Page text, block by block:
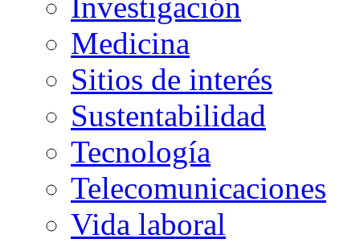
Investigación
Medicina
Sitios de interés
Sustentabilidad
Tecnología
Telecomunicaciones
Vida laboral